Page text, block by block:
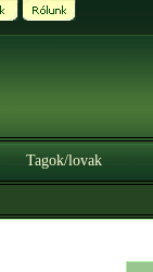
Tagok/lovak